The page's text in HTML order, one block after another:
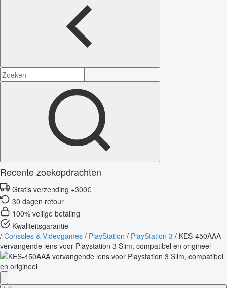
Recente zoekopdrachten
Gratis verzending +300€
30 dagen retour
100% veilige betaling
Kwaliteitsgarantie
/ Consoles & Videogames / PlayStation / PlayStation 3 / KES-450AAA
vervangende lens voor Playstation 3 Slim, compatibel en origineel